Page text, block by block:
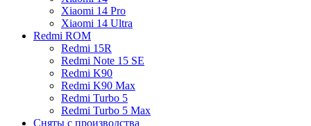
Xiaomi 14 Pro
Xiaomi 14 Ultra
Redmi ROM
Redmi 15R
Redmi Note 15 SE
Redmi K90
Redmi K90 Max
Redmi Turbo 5
Redmi Turbo 5 Max
Сняты с производства